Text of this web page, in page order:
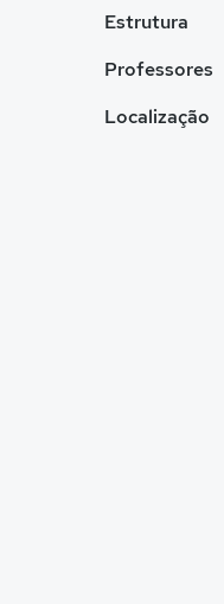
Estrutura
Professores
Localização